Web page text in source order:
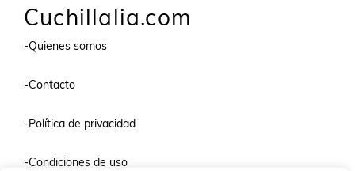
Cuchillalia.com
-Quienes somos
-Contacto
-Política de privacidad
-Condiciones de uso